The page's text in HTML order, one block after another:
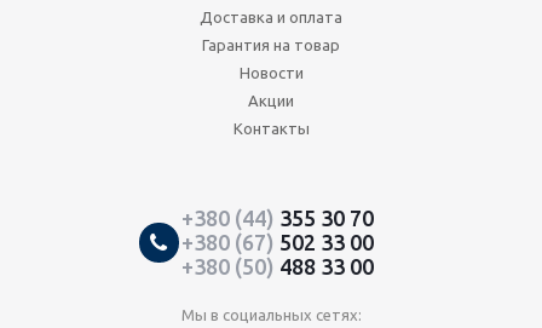
Доставка и оплата
Гарантия на товар
Новости
Акции
Контакты
+380 (44) 355 30 70
+380 (67) 502 33 00
+380 (50) 488 33 00
Мы в социальных сетях: